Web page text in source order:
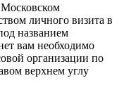
личного визита в
названием
вам необходимо
организации по
верхнем углу